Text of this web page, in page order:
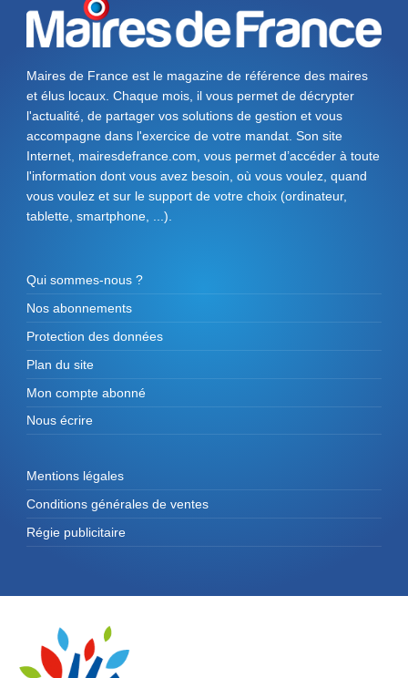
Maires de France est le magazine de référence des maires
et élus locaux. Chaque mois, il vous permet de décrypter
l'actualité, de partager vos solutions de gestion et vous
accompagne dans l'exercice de votre mandat. Son site
Internet, mairesdefrance.com, vous permet d’accéder à toute
l'information dont vous avez besoin, où vous voulez, quand
vous voulez et sur le support de votre choix (ordinateur,
tablette, smartphone, ...).
Qui sommes-nous ?
Nos abonnements
Protection des données
Plan du site
Mon compte abonné
Nous écrire
Mentions légales
Conditions générales de ventes
Régie publicitaire